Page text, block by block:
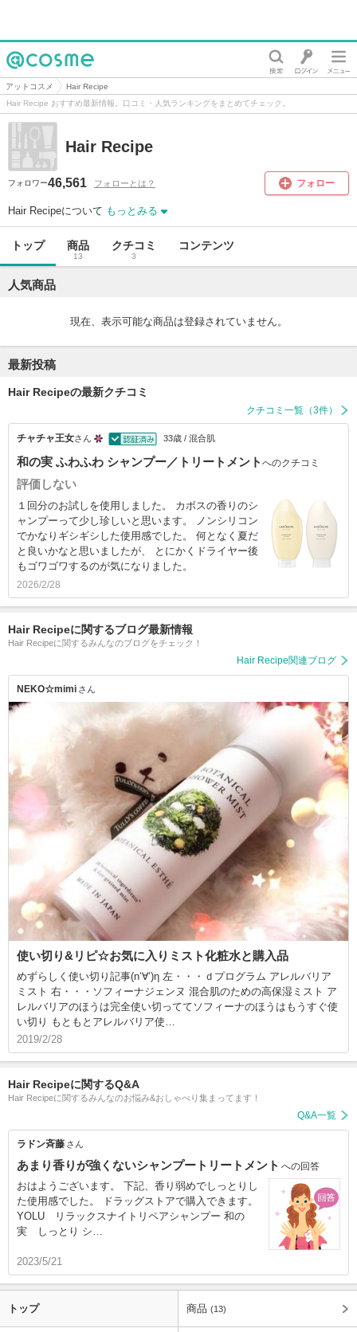
@cosme
アットコスメ
Hair Recipe
Hair Recipe おすすめ最新情報。口コミ・人気ランキングをまとめてチェック。
Hair Recipe
フォロワー46,561 フォローとは？ フォロー
Hair Recipeについて もっとみる
トップ 商品
13
クチコミ
3
コンテンツ
人気商品
現在、表示可能な商品は登録されていません。
最新投稿
Hair Recipeの最新クチコミ
クチコミ一覧（3件）
チャチャ王女さん 33歳 / 混合肌
和の実 ふわふわ シャンプー／トリートメント へのクチコミ
評価しない
１回分のお試しを使用しました。 カボスの香りのシ
ャンプーって少し珍しいと思います。 ノンシリコン
でかなりギシギシした使用感でした。 何となく夏だ
と良いかなと思いましたが、 とにかくドライヤー後
もゴワゴワするのが気になりました。
2026/2/28
Hair Recipeに関するブログ最新情報
Hair Recipeに関するみんなのブログをチェック！
Hair Recipe関連ブログ
NEKO☆mimi さん
使い切り&リピ☆お気に入りミスト化粧水と購入品
めずらしく使い切り記事(n‘∀‘)η 左・・・ｄプログラム アレルバリア
ミスト 右・・・ソフィーナジェンヌ 混合肌のための高保湿ミスト ア
レルバリアのほうは完全使い切っててソフィーナのほうはもうすぐ使
い切り もともとアレルバリア使…
2019/2/28
Hair Recipeに関するQ&A
Hair Recipeに関するみんなのお悩み&おしゃべり集まってます！
Q&A一覧
ラドン斉藤 さん
あまり香りが強くないシャンプートリートメント への回答
おはようございます。 下記、香り弱めでしっとりし
た使用感でした。 ドラッグストアで購入できます。
YOLU リラックスナイトリペアシャンプー 和の
実 しっとり シ…
2023/5/21
トップ 商品 (13)